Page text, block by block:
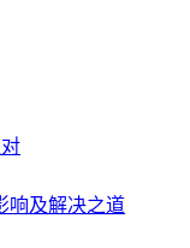
响及解决之道